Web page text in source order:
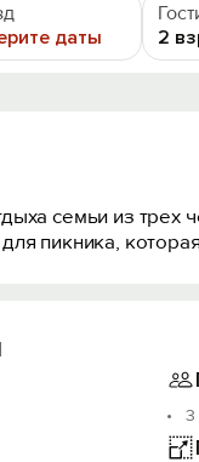
даты
2
семьи из трех
пикника,
3